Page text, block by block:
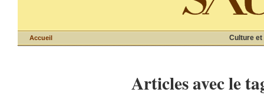
Culture et
Accueil
Articles avec le